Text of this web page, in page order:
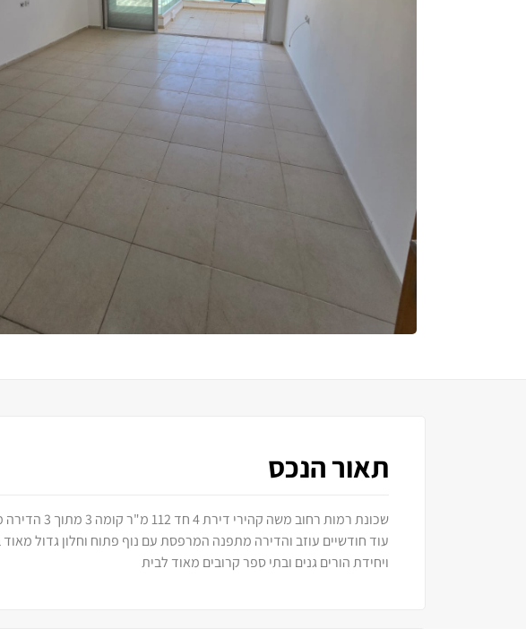
תאור הנכס
עוד חודשיים עוזב והדירה מתפנה המרפסת עם נוף פתוח וחלון גדול מאוד
ויחידת הורים גנים ובתי ספר קרובים מאוד לבית